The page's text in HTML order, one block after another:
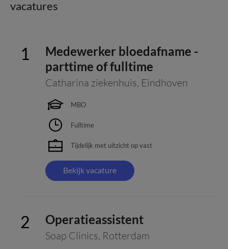
vacatures
Medewerker bloedafname -
parttime of fulltime
Catharina ziekenhuis, Eindhoven
MBO
Fulltime
Tijdelijk met uitzicht op vast
Bekijk vacature
Operatieassistent
Soap Clinics, Rotterdam